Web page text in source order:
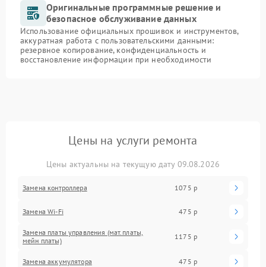
Оригинальные программные решение и
безопасное обслуживание данных
Использование официальных прошивок и инструментов,
аккуратная работа с пользовательскими данными:
резервное копирование, конфиденциальность и
восстановление информации при необходимости
Цены на услуги ремонта
Цены актуальны на текущую дату 09.08.2026
Замена контроллера 1075 р
Замена Wi-Fi 475 р
Замена платы управления (мат.платы,
мейн платы)
1175 р
Замена аккумулятора 475 р